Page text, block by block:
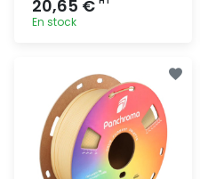
20,65 €
En stock
rapide